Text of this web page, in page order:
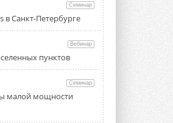
на собственной
площадке и были ...
VRF-
на R32
от 22,4 до 56 кВт.
трубопроводов ...
Семинар
Санкт-Петербурге
Вебинар
пунктов
Семинар
малой мощности